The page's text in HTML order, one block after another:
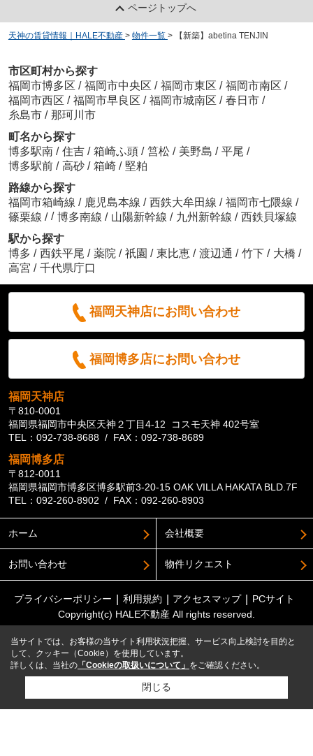
ページトップへ
天神の賃貸情報｜HALE不動産 > 物件一覧 > 【新築】abetina TENJIN
市区町村から探す
福岡市博多区 / 福岡市中央区 / 福岡市東区 / 福岡市南区 /
福岡市西区 / 福岡市早良区 / 福岡市城南区 / 春日市 /
糸島市 / 那珂川市
町名から探す
博多駅南 / 住吉 / 箱崎ふ頭 / 筥松 / 美野島 / 平尾 /
博多駅前 / 高砂 / 箱崎 / 堅粕
路線から探す
福岡市箱崎線 / 鹿児島本線 / 西鉄大牟田線 / 福岡市七隈線 /
篠栗線 / / 博多南線 / 山陽新幹線 / 九州新幹線 / 西鉄貝塚線
駅から探す
博多 / 西鉄平尾 / 薬院 / 祇園 / 東比恵 / 渡辺通 / 竹下 / 大橋 /
高宮 / 千代県庁口
福岡天神店にお問い合わせ
福岡博多店にお問い合わせ
福岡天神店
〒810-0001
福岡県福岡市中央区天神２丁目4-12 コスモ天神 402号室
TEL：092-738-8688 / FAX：092-738-8689
福岡博多店
〒812-0011
福岡県福岡市博多区博多駅前3-20-15 OAK VILLA HAKATA BLD.7F
TEL：092-260-8902 / FAX：092-260-8903
ホーム 会社概要
お問い合わせ 物件リクエスト
プライバシーポリシー 利用規約 アクセスマップ
PCサイト
Copyright(c) HALE不動産 All rights reserved.
当サイトでは、お客様の当サイト利用状況把握、サービス向上検討を目的と
して、クッキー（Cookie）を使用しています。
詳しくは、当社の 「Cookieの取扱いについて」 をご確認ください。
閉じる